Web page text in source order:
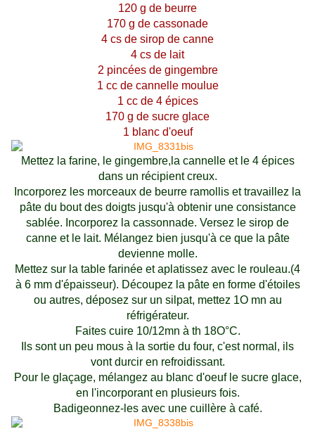
120 g de beurre
170 g de cassonade
4 cs de sirop de canne
4 cs de lait
2 pincées de gingembre
1 cc de cannelle moulue
1 cc de 4 épices
170 g de sucre glace
1 blanc d'oeuf
Mettez la farine, le gingembre,la cannelle et le 4 épices
dans un récipient creux.
Incorporez les morceaux de beurre ramollis et travaillez la
pâte du bout des doigts jusqu'à obtenir une consistance
sablée. Incorporez la cassonnade. Versez le sirop de
canne et le lait. Mélangez bien jusqu'à ce que la pâte
devienne molle.
Mettez sur la table farinée et aplatissez avec le rouleau.(4
à 6 mm d'épaisseur). Découpez la pâte en forme d'étoiles
ou autres, déposez sur un silpat, mettez 1O mn au
réfrigérateur.
Faites cuire 10/12mn à th 18O°C.
Ils sont un peu mous à la sortie du four, c'est normal, ils
vont durcir en refroidissant.
Pour le glaçage, mélangez au blanc d'oeuf le sucre glace,
en l'incorporant en plusieurs fois.
Badigeonnez-les avec une cuillère à café.